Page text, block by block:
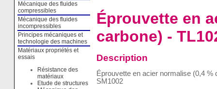
Mécanique des fluides
compressibles
Mécanique des fluides
incompressibles
Principes mécaniques et
technologie des machines
Matériaux propriétés et
essais
Résistance des
matériaux
Etude de structures
Éprouvette en
carbone) -
Description
Éprouvette en acier normalise (0,4
SM1002